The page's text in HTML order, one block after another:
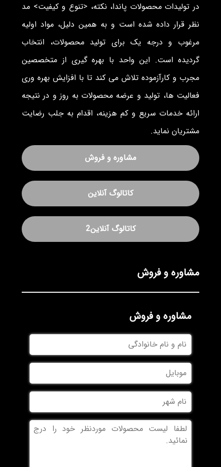
در تولیدات محصولات پاندا، نکته، <تنوع و کیفیت> مد
نظر قرار داده شده است و به همین دلیل، مواد اولیه
مرغوب و درجه یک برای تولید محصولات، انتخاب
گردیده است. این واحد با بهره گیری از متخصصین
مجرب و کارآزموده تلاش می کند تا با افزایش بهره وری
فعالیت ها، تولید و عرضه محصولات به روز و در نتیجه
ارائه خدمات سریع و کم هزینه، اقدام به جلب رضایت
مشتریان نماید.
مشاوره و فروش
کاتالوگ آنلاین
کاتالوگ آنلاین2
مشاوره و فروش
مشاوره و فروش
نام
و
نام
خانوادگی
موبایل
نام
شهر
بدون
عنوان